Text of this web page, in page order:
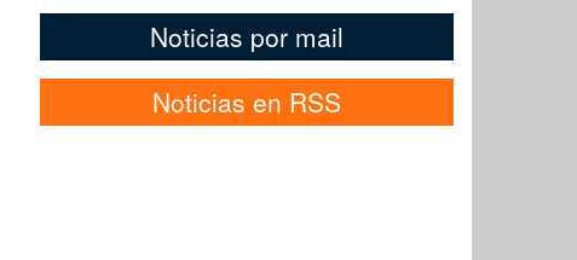
Noticias por mail
Noticias en RSS